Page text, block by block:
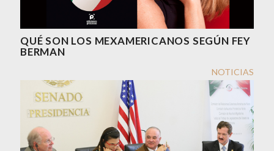
QUÉ SON LOS MEXAMERICANOS SEGÚN FEY
BERMAN
NOTICIAS